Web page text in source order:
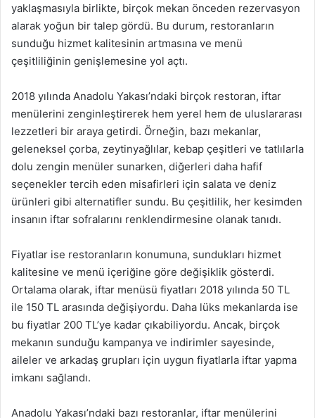
yaklaşmasıyla birlikte, birçok mekan önceden rezervasyon
alarak yoğun bir talep gördü. Bu durum, restoranların
sunduğu hizmet kalitesinin artmasına ve menü
çeşitliliğinin genişlemesine yol açtı.
2018 yılında Anadolu Yakası’ndaki birçok restoran, iftar
menülerini zenginleştirerek hem yerel hem de uluslararası
lezzetleri bir araya getirdi. Örneğin, bazı mekanlar,
geleneksel çorba, zeytinyağlılar, kebap çeşitleri ve tatlılarla
dolu zengin menüler sunarken, diğerleri daha hafif
seçenekler tercih eden misafirleri için salata ve deniz
ürünleri gibi alternatifler sundu. Bu çeşitlilik, her kesimden
insanın iftar sofralarını renklendirmesine olanak tanıdı.
Fiyatlar ise restoranların konumuna, sundukları hizmet
kalitesine ve menü içeriğine göre değişiklik gösterdi.
Ortalama olarak, iftar menüsü fiyatları 2018 yılında 50 TL
ile 150 TL arasında değişiyordu. Daha lüks mekanlarda ise
bu fiyatlar 200 TL’ye kadar çıkabiliyordu. Ancak, birçok
mekanın sunduğu kampanya ve indirimler sayesinde,
aileler ve arkadaş grupları için uygun fiyatlarla iftar yapma
imkanı sağlandı.
Anadolu Yakası’ndaki bazı restoranlar, iftar menülerini